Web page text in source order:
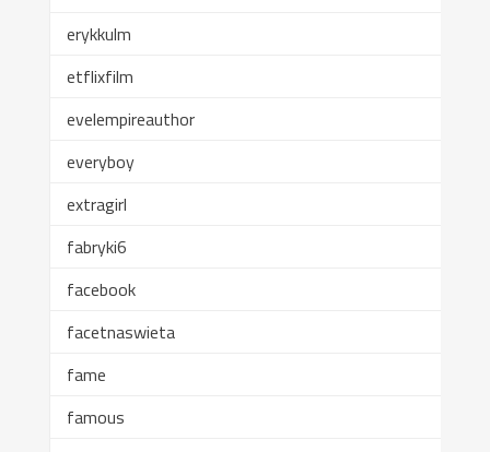
erykkulm
etflixfilm
evelempireauthor
everyboy
extragirl
fabryki6
facebook
facetnaswieta
fame
famous